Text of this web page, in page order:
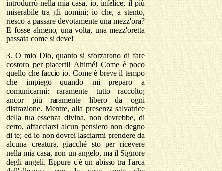
introdurrò nella mia casa, io, infelice, il più
miserabile tra gli uomini; io che, a stento,
riesco a passare devotamente una mezz'ora?
E fosse almeno, una volta, una mezz'oretta
passata come si deve!
3. O mio Dio, quanto si sforzarono di fare
costoro per piacerti! Ahimé! Come è poco
quello che faccio io. Come è breve il tempo
che impiego quando mi preparo a
comunicarmi: raramente tutto raccolto;
ancor più raramente libero da ogni
distrazione. Mentre, alla presenza salvatrice
della tua essenza divina, non dovrebbe, di
certo, affacciarsi alcun pensiero non degno
di te; ed io non dovrei lasciarmi prendere da
alcuna creatura, giacché sto per ricevere
nella mia casa, non un angelo, ma il Signore
degli angeli. Eppure c'è un abisso tra l'arca